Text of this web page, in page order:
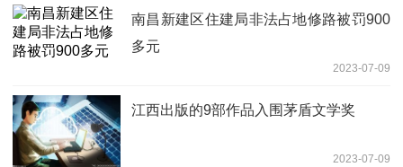
南昌新建区住建局非法占地修路被罚900
多元
2023-07-09
江西出版的9部作品入围茅盾文学奖
2023-07-09